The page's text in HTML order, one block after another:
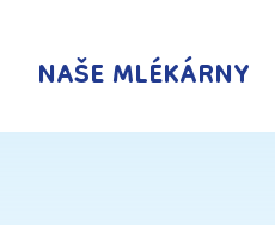
NAŠE MLÉKÁRNY